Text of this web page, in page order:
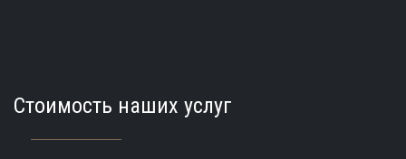
Стоимость наших услуг